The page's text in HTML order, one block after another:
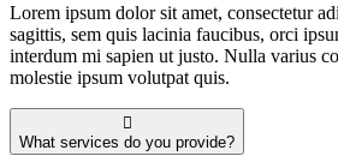
Lorem ipsum dolor sit amet, consectetur
sagittis, sem quis lacinia faucibus, orci
interdum mi sapien ut justo. Nulla varius
molestie ipsum volutpat quis.
What services do you provide?